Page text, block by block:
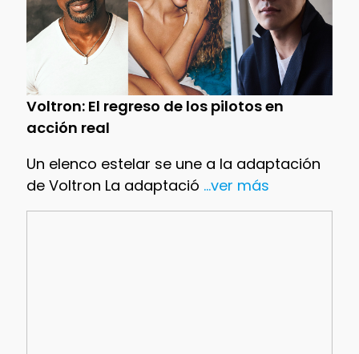
Voltron: El regreso de los pilotos en
acción real
Un elenco estelar se une a la adaptación
de Voltron La adaptació ...ver más